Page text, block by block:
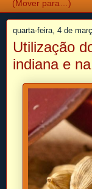
quarta-feira, 4 de
Utilização
indiana e